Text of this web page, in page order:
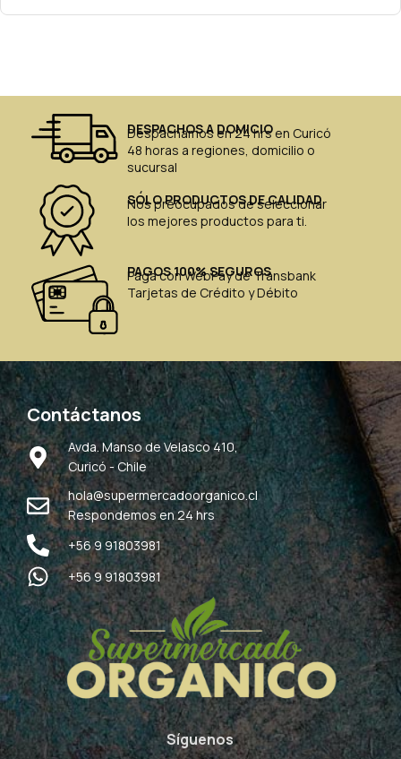
DESPACHOS A DOMICIO
Despachamos en 24 hrs en Curicó
48 horas a regiones, domicilio o
sucursal
SÓLO PRODUCTOS DE CALIDAD
Nos preocupados de seleccionar
los mejores productos para ti.
PAGOS 100% SEGUROS
Paga con WebPay de Transbank
Tarjetas de Crédito y Débito
Contáctanos
Avda. Manso de Velasco 410,
Curicó - Chile
hola@supermercadoorganico.cl
Respondemos en 24 hrs
+56 9 91803981
+56 9 91803981
Síguenos